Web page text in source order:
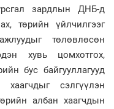
зардлын ДНБ-д
төрийн үйлчилгээг
төлөвлөсөн
хувь цомхотгох,
бус байгууллагууд
сэлгүүлэн
албан хаагчдын